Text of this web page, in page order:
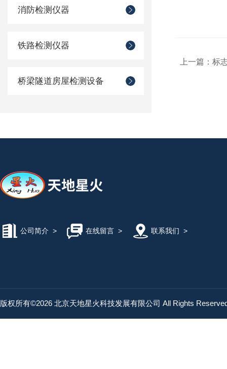
消防检测仪器
铁路检测仪器
桥梁隧道房屋检测设备
上一篇： 标
公司简介 > 在线留言> 联系我们 >
版权所有©2026 北京天地星火科技发展有限公司 All Rights